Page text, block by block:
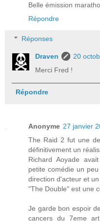
Belle émission
Répondre
Réponses
Draven
20
Merci Fred !
Répondre
Anonyme 27 janvier
The Raid 2 fut une
définitivement un
Richard Aoyade
petite comédie un
direction d'acteur et
"The Double" est une
Je garde bon espoir
cancers du 7eme